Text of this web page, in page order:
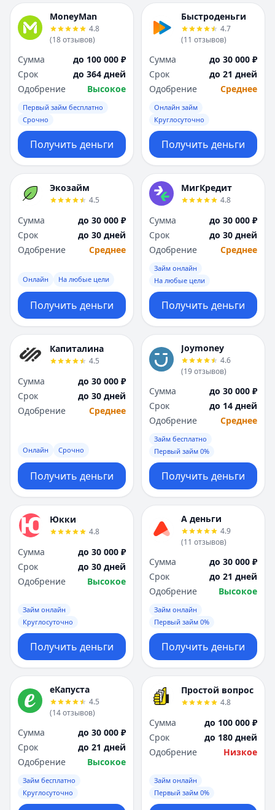
MoneyMan
4.8
(18отзывов)
Сумма
до 100 000 ₽
Срок
до 364 дней
Одобрение
Высокое
Первый займ бесплатно
Срочно
Получить деньги
Быстроденьги
4.7
(11 отзывов)
Сумма
до 30 000 ₽
Срок
до 21 дней
Одобрение
Среднее
Онлайн займ
Круглосуточно
Получить деньги
Экозайм
4.5
Сумма
до 30 000 ₽
Срок
до 30 дней
Одобрение
Среднее
Онлайн На любые цели
Получить деньги
МигКредит
4.8
Сумма
до 30 000 ₽
Срок
до 30 дней
Одобрение
Среднее
Займ онлайн
На любые цели
Получить деньги
Капиталина
4.5
Сумма
до 30 000 ₽
Срок
до 30 дней
Одобрение
Среднее
Онлайн Срочно
Получить деньги
Joymoney
4.6
(19отзывов)
Сумма
до 30 000 ₽
Срок
до 14 дней
Одобрение
Среднее
Займ бесплатно
Первый займ 0%
Получить деньги
Юкки
4.8
Сумма
до 30 000 ₽
Срок
до 30 дней
Одобрение
Высокое
Займ онлайн
Круглосуточно
Получить деньги
А деньги
4.9
(11 отзывов)
Сумма
до 30 000 ₽
Срок
до 21 дней
Одобрение
Высокое
Займ онлайн
Первый займ 0%
Получить деньги
еКапуста
4.5
(14отзывов)
Сумма
до 30 000 ₽
Срок
до 21 дней
Одобрение
Высокое
Займ бесплатно
Круглосуточно
Простой вопрос
4.8
Сумма
до 100 000 ₽
Срок
до 180 дней
Одобрение
Низкое
Займ онлайн
Первый займ 0%